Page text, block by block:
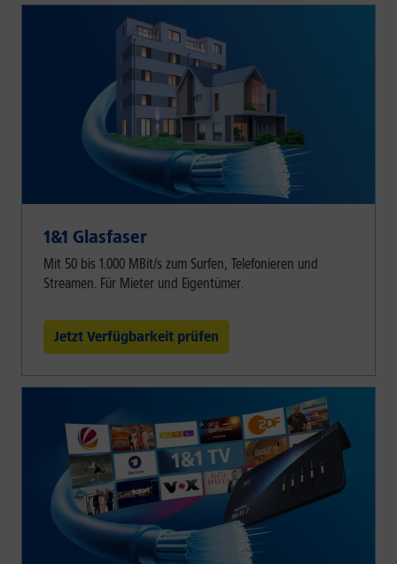
1&1 Glasfaser
Mit 50 bis 1.000 MBit/s zum Surfen, Telefonieren und
Streamen. Für Mieter und Eigentümer.
Jetzt Verfügbarkeit prüfen